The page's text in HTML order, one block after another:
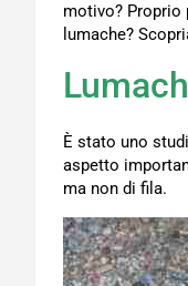
motivo? Proprio
lumache?
È stato uno
aspetto
ma non di fila.